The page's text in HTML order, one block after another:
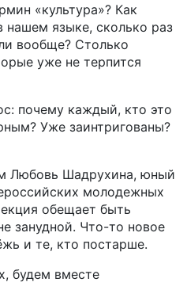
«культура»? Как
нашем языке, сколько раз
вообще? Столько
уже не терпится
почему каждый, кто это
Уже заинтригованы?
Любовь Шадрухина, юный
молодежных
обещает быть
занудной. Что-то новое
и те, кто постарше.
будем вместе